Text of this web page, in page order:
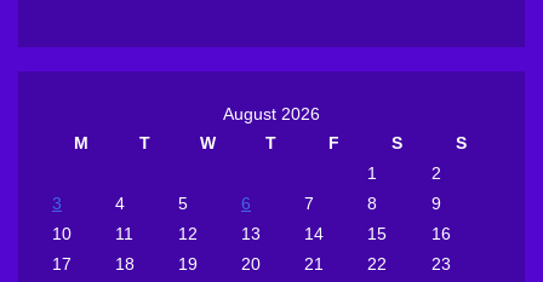
August 2026
M
T W T F S
S
1
2
3
4 5 6 7 8
9
10
11 12 13 14 15
16
17
18 19 20 21 22 23